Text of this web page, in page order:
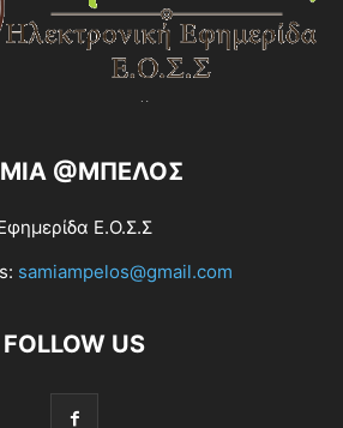
@ΜΠΕΛΟΣ
Ε.Ο.Σ.Σ
samiampelos@gmail.com
FOLLOW US